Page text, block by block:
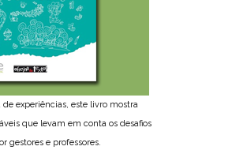
experiências, este livro mostra
que levam em conta os desafios
gestores e professores.